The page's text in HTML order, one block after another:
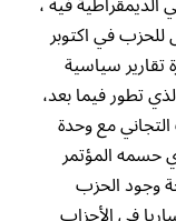
للحزب في اكتوبر
تقارير سياسية
تطور فيما بعد،
مع وحدة
حسمه المؤتمر
1951م لمصلحة وجود الحزب